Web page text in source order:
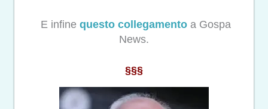
E infine questo collegamentoa Gospa
News.
§§§